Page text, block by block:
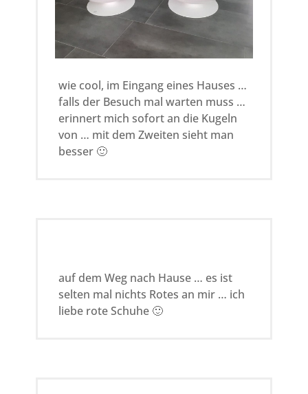
wie cool, im Eingang eines Hauses …
falls der Besuch mal warten muss …
erinnert mich sofort an die Kugeln
von … mit dem Zweiten sieht man
besser 🙂
auf dem Weg nach Hause … es ist
selten mal nichts Rotes an mir … ich
liebe rote Schuhe 🙂